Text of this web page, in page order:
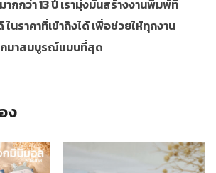
กกว่า 13 ปี เรามุ่งมั่นสร้างงานพิมพ์ที่
นราคาที่เข้าถึงได้ เพื่อช่วยให้ทุกงาน
มาสมบูรณ์แบบที่สุด
ง